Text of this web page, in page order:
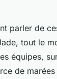
parler de
tout le
équipes,
de